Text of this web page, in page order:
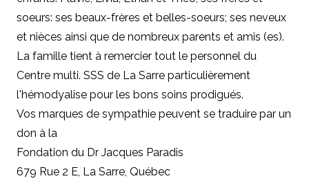
soeurs: ses beaux-frères et belles-soeurs; ses neveux
et nièces ainsi que de nombreux parents et amis (es).
La famille tient à remercier tout le personnel du
Centre multi. SSS de La Sarre particulièrement
l'hémodyalise pour les bons soins prodigués.
Vos marques de sympathie peuvent se traduire par un
don à la
Fondation du Dr Jacques Paradis
679 Rue 2 E, La Sarre, Québec